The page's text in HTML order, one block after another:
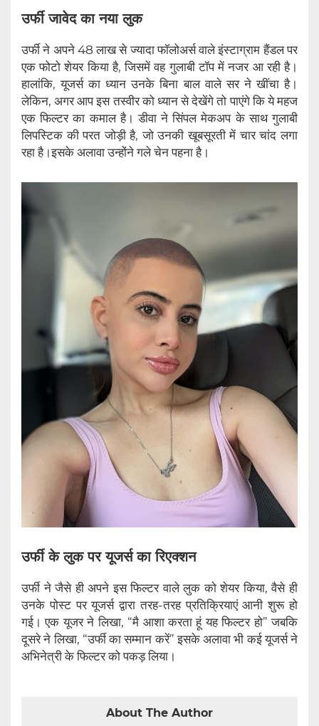
उर्फी जावेद का नया लुक
उर्फी ने अपने 48 लाख से ज्यादा फॉलोअर्स वाले इंस्टाग्राम हैंडल पर
एक फोटो शेयर किया है, जिसमें वह गुलाबी टॉप में नजर आ रही है।
हालांकि, यूजर्स का ध्यान उनके बिना बाल वाले सर ने खींचा है।
लेकिन, अगर आप इस तस्वीर को ध्यान से देखेंगे तो पाएंगे कि ये महज
एक फिल्टर का कमाल है। डीवा ने सिंपल मेकअप के साथ गुलाबी
लिपस्टिक की परत जोड़ी है, जो उनकी खूबसूरती में चार चांद लगा
रहा है।इसके अलावा उन्होंने गले चेन पहना है।
उर्फी के लुक पर यूजर्स का रिएक्शन
उर्फी ने जैसे ही अपने इस फिल्टर वाले लुक को शेयर किया, वैसे ही
उनके पोस्ट पर यूजर्स द्वारा तरह-तरह प्रतिक्रियाएं आनी शुरू हो
गई। एक यूजर ने लिखा, “मै आशा करता हूं यह फिल्टर हो” जबकि
दूसरे ने लिखा, “उर्फी का सम्मान करें” इसके अलावा भी कई यूजर्स ने
अभिनेत्री के फिल्टर को पकड़ लिया।
About The Author